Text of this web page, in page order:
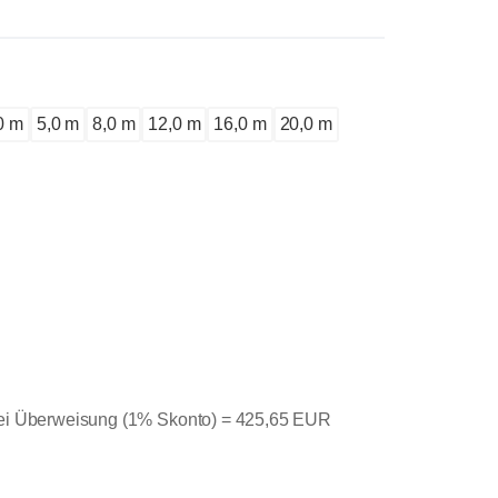
m 5,0 m 8,0 m 12,0 m 16,0 m 20,0 m
Überweisung (1% Skonto) = 425,65 EUR